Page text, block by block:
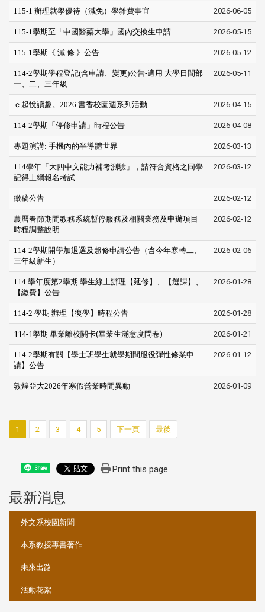
115-1 辦理就學優待（減免）學雜費事宜 2026-06-05
115-1學期至「中國醫藥大學」國內交換生申請 2026-05-15
115-1學期《 減 修 》公告 2026-05-12
114-2學期學程登記(含申請、變更)公告-適用 大學日間部
一、二、三年級
2026-05-11
ｅ起悅讀趣。2026 書香校園週系列活動 2026-04-15
114-2學期「停修申請」時程公告 2026-04-08
專題演講: 手機內的半導體世界 2026-03-13
114學年「大四中文能力補考測驗」，請符合資格之同學
記得上綱報名考試
2026-03-12
徵稿公告 2026-02-12
農曆春節期間教務系統暫停服務及相關業務及申辦項目
時程調整說明
2026-02-12
114-2學期開學加退選及超修申請公告（含今年寒轉二、
三年級新生）
2026-02-06
114 學年度第2學期 學生線上辦理【延修】、【選課】、
【繳費】公告
2026-01-28
114-2 學期 辦理【復學】時程公告 2026-01-28
114-1學期 畢業離校關卡(畢業生滿意度問卷) 2026-01-21
114-2學期有關【學士班學生就學期間服役彈性修業申
請】公告
2026-01-12
敦煌亞大2026年寒假營業時間異動 2026-01-09
1 2 3 4 5 下一頁 最後
Share Print this page
最新消息
外文系校園新聞
本系教授專書著作
未來出路
活動花絮